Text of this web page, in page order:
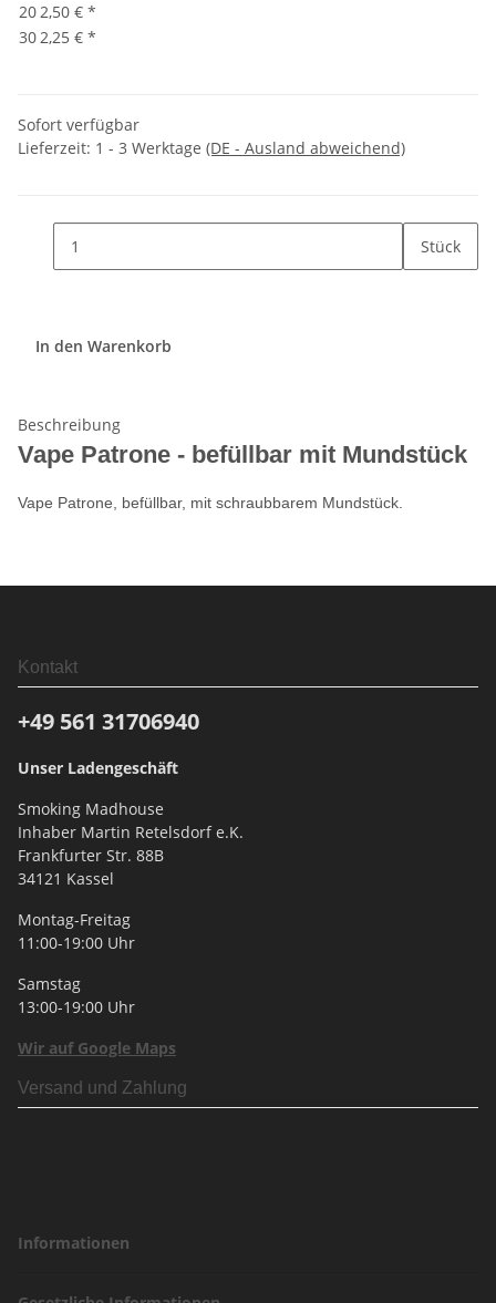
202,50 € *
302,25 € *
Sofort verfügbar
Lieferzeit: 1 - 3 Werktage (DE - Ausland abweichend)
Stück
In den Warenkorb
Beschreibung
Vape Patrone - befüllbar mit Mundstück
Vape Patrone, befüllbar, mit schraubbarem Mundstück.
Kontakt
+49 561 31706940
Unser Ladengeschäft
Smoking Madhouse
Inhaber Martin Retelsdorf e.K.
Frankfurter Str. 88B
34121 Kassel
Montag-Freitag
11:00-19:00 Uhr
Samstag
13:00-19:00 Uhr
Wir auf Google Maps
Versand und Zahlung
Informationen